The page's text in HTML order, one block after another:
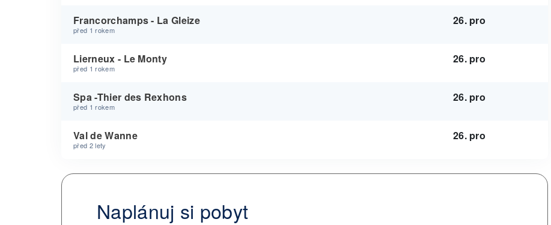
Francorchamps - La Gleize
před 1 rokem
26. pro
Lierneux - Le Monty
před 1 rokem
26. pro
Spa -Thier des Rexhons
před 1 rokem
26. pro
Val de Wanne
před 2 lety
26. pro
Naplánuj si pobyt